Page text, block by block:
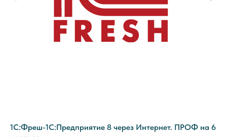
1C:Фреш-1C:Предприятие 8 через Интернет. ПРОФ на 6